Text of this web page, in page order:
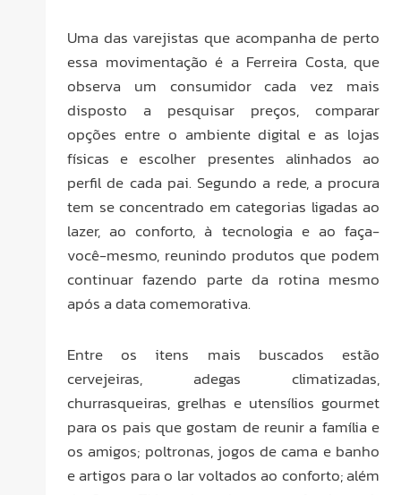
Uma das varejistas que acompanha de perto
essa movimentação é a Ferreira Costa, que
observa um consumidor cada vez mais
disposto a pesquisar preços, comparar
opções entre o ambiente digital e as lojas
físicas e escolher presentes alinhados ao
perfil de cada pai. Segundo a rede, a procura
tem se concentrado em categorias ligadas ao
lazer, ao conforto, à tecnologia e ao faça-
você-mesmo, reunindo produtos que podem
continuar fazendo parte da rotina mesmo
após a data comemorativa.
Entre os itens mais buscados estão
cervejeiras, adegas climatizadas,
churrasqueiras, grelhas e utensílios gourmet
para os pais que gostam de reunir a família e
os amigos; poltronas, jogos de cama e banho
e artigos para o lar voltados ao conforto; além